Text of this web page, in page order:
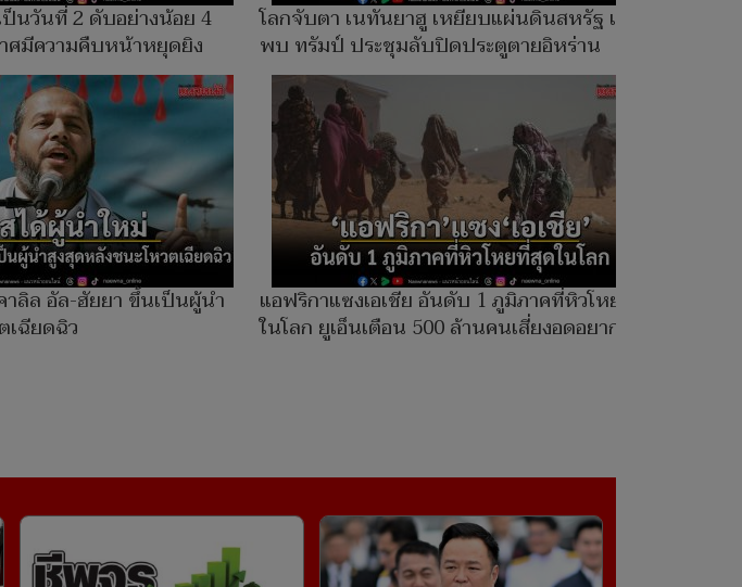
ป็นวันที่ 2 ดับอย่างน้อย 4
ศมีความคืบหน้าหยุดยิง
โลกจับตา เนทันยาฮู เหยียบแผ่นดินสหรัฐ เข้า
พบ ทรัมป์ ประชุมลับปิดประตูตายอิหร่าน
าลิล อัล-ฮัยยา ขึ้นเป็นผู้นำ
เฉียดฉิว
แอฟริกาแซงเอเชีย อันดับ 1 ภูมิภาคที่หิวโหยที่สุด
ในโลก ยูเอ็นเตือน 500 ล้านคนเสี่ยงอดอยาก